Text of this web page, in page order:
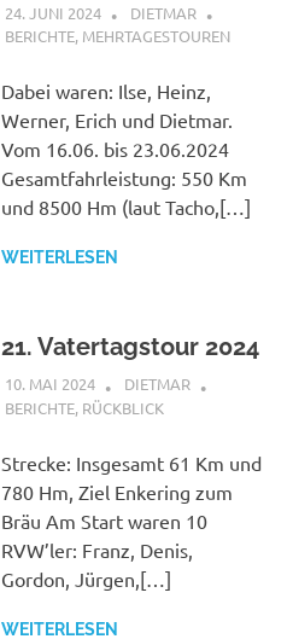
24. JUNI 2024
DIETMAR
BERICHTE, MEHRTAGESTOUREN
Dabei waren: Ilse, Heinz,
Werner, Erich und Dietmar.
Vom 16.06. bis 23.06.2024
Gesamtfahrleistung: 550 Km
und 8500 Hm (laut Tacho,[…]
WEITERLESEN
21. Vatertagstour 2024
10. MAI 2024
DIETMAR
BERICHTE, RÜCKBLICK
Strecke: Insgesamt 61 Km und
780 Hm, Ziel Enkering zum
Bräu Am Start waren 10
RVW’ler: Franz, Denis,
Gordon, Jürgen,[…]
WEITERLESEN